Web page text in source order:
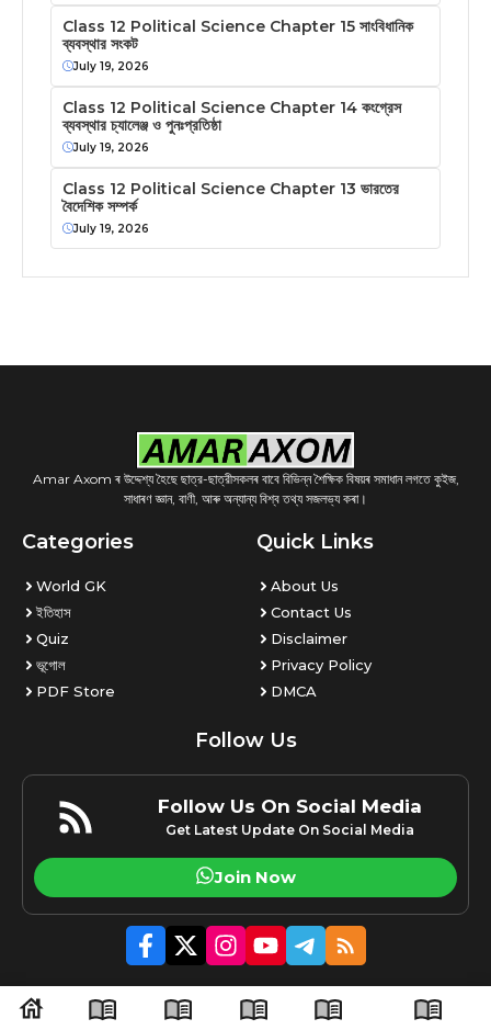
Class 12 Political Science Chapter 15 সাংবিধানিক
ব্যবস্থার সংকট
July 19, 2026
Class 12 Political Science Chapter 14 কংগ্রেস
ব্যবস্থার চ্যালেঞ্জ ও পুনঃপ্রতিষ্ঠা
July 19, 2026
Class 12 Political Science Chapter 13 ভারতের
বৈদেশিক সম্পর্ক
July 19, 2026
Amar Axom ৰ উদ্দেশ্য হৈছে ছাত্র-ছাত্রীসকলৰ বাবে বিভিন্ন শৈক্ষিক বিষয়ৰ সমাধান লগতে কুইজ,
সাধাৰণ জ্ঞান, বাণী, আৰু অন্যান্য বিশ্ব তথ্য সজলভ্য কৰা।
Categories
World GK
ইতিহাস
Quiz
ভূগোল
PDF Store
Quick Links
About Us
Contact Us
Disclaimer
Privacy Policy
DMCA
Follow Us
Follow Us On Social Media
Get Latest Update On Social Media
Join Now
© 2026 Amaraxom.com | All rights reserved.